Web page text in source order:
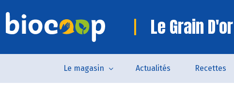
Le Grain
Le magasin Actualités Recettes